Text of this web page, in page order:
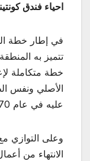
احياء فندق
في إطار خطة
تتميز به
خطة متكاملة
الأصلي ونفس
عليه في عام 1870 مع الاحتفاظ بواجهة شارع عدلي.
وعلى التوازي
الانتهاء من